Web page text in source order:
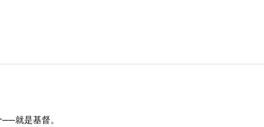
就是基督。